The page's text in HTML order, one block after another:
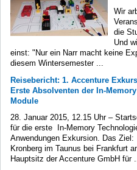
Wir
die
Und
einst: "Nur ein Narr macht keine
diesem Wintersemester ...
Reisebericht: 1. Accenture
Erste Absolventen der In-Memory
Module
28. Januar 2015, 12.15 Uhr –
für die erste In-Memory
Anwendungen Exkursion. Das Ziel:
Kronberg im Taunus bei Frankfurt
Hauptsitz der Accenture GmbH für ...